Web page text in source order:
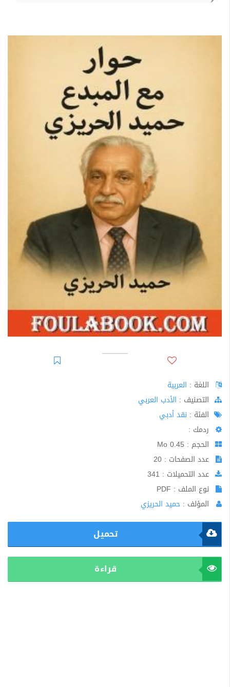
اللغة : العربية
اﻟﺘﺼﻨﻴﻒ : الأدب العربي
الفئة : نقد أدبي
ردمك :
الحجم : 0.45 Mo
عدد الصفحات : 20
عدد التحميلات : 341
نوع الملف : PDF
المؤلف : حميد الحريزي
تحميل
قراءة